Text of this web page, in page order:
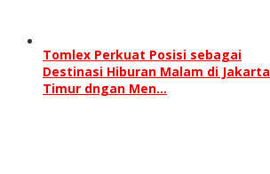
Tomlex Perkuat Posisi sebagai
Destinasi Hiburan Malam di Jakarta
Timur dngan Men…